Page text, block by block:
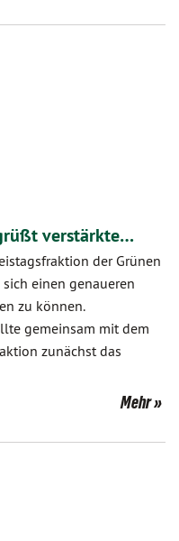
verstärkte…
der Grünen
einen genaueren
zu können.
gemeinsam mit dem
zunächst das
Mehr